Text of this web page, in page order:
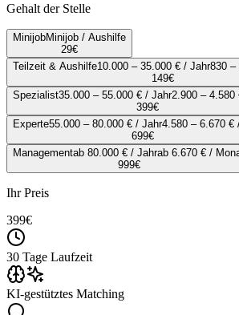
Gehalt der Stelle
MinijobMinijob / Aushilfe
29€
Teilzeit & Aushilfe10.000 – 35.000 € / Jahr830 –
149€
Spezialist35.000 – 55.000 € / Jahr2.900 – 4.580
399€
Experte55.000 – 80.000 € / Jahr4.580 – 6.670 €
699€
Managementab 80.000 € / Jahrab 6.670 € /
999€
Ihr Preis
399€
30 Tage Laufzeit
KI-gestütztes Matching